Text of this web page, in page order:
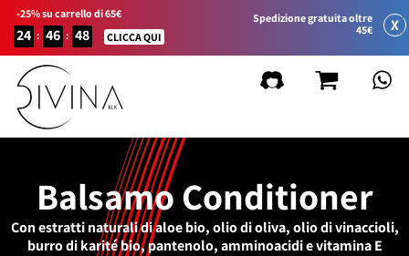
-25% su carrello di 65€
24 : 46 : 48 CLICCA QUI
Spedizione gratuita oltre
45€
X
Balsamo Conditioner
Con estratti naturali di aloe bio, olio di oliva, olio di vinaccioli,
burro di karité bio, pantenolo, amminoacidi e vitamina E